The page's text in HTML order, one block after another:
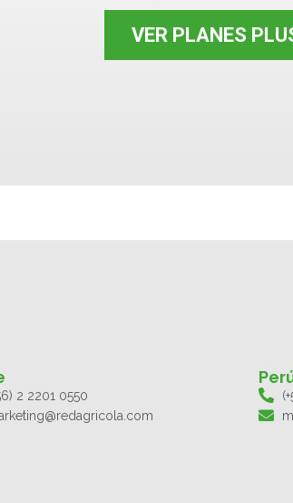
VER PLANES
2 2201 0550